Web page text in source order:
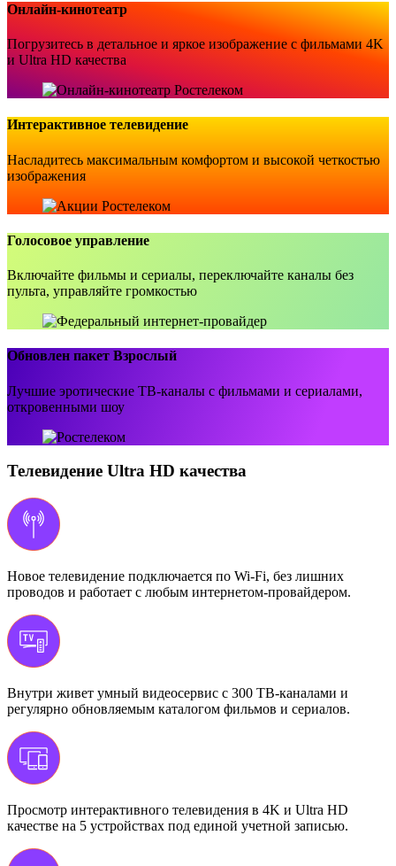
Онлайн-кинотеатр
Погрузитесь в детальное и яркое изображение с фильмами 4K
и Ultra HD качества
Интерактивное телевидение
Насладитесь максимальным комфортом и высокой четкостью
изображения
Голосовое управление
Включайте фильмы и сериалы, переключайте каналы без
пульта, управляйте громкостью
Обновлен пакет Взрослый
Лучшие эротические ТВ-каналы с фильмами и сериалами,
откровенными шоу
Телевидение Ultra HD качества
Новое телевидение подключается по Wi-Fi, без лишних
проводов и работает с любым интернетом-провайдером.
Внутри живет умный видеосервис с 300 ТВ-каналами и
регулярно обновляемым каталогом фильмов и сериалов.
Просмотр интерактивного телевидения в 4K и Ultra HD
качестве на 5 устройствах под единой учетной записью.